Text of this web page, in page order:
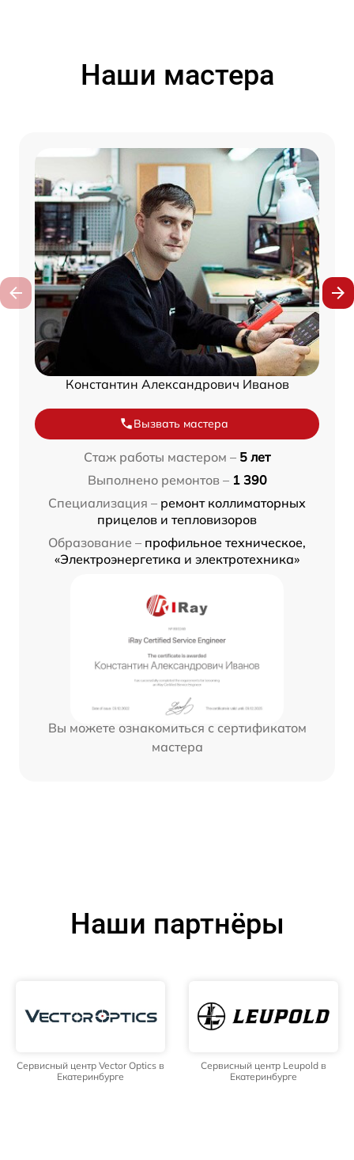
Наши мастера
Константин Александрович Иванов
Вызвать мастера
Стаж работы мастером – 5 лет
Выполнено ремонтов – 1 390
Специализация – ремонт коллиматорных
прицелов и тепловизоров
Образование – профильное техническое,
«Электроэнергетика и электротехника»
Вы можете ознакомиться с сертификатом
мастера
Наши партнёры
Сервисный центр Vector Optics в
Екатеринбурге
Сервисный центр Leupold в
Екатеринбурге